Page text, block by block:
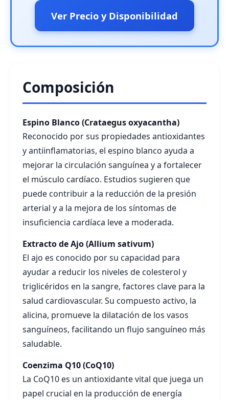
Ver Precio y Disponibilidad
Composición
Espino Blanco (Crataegus oxyacantha)
Reconocido por sus propiedades antioxidantes
y antiinflamatorias, el espino blanco ayuda a
mejorar la circulación sanguínea y a fortalecer
el músculo cardíaco. Estudios sugieren que
puede contribuir a la reducción de la presión
arterial y a la mejora de los síntomas de
insuficiencia cardíaca leve a moderada.
Extracto de Ajo (Allium sativum)
El ajo es conocido por su capacidad para
ayudar a reducir los niveles de colesterol y
triglicéridos en la sangre, factores clave para la
salud cardiovascular. Su compuesto activo, la
alicina, promueve la dilatación de los vasos
sanguíneos, facilitando un flujo sanguíneo más
saludable.
Coenzima Q10 (CoQ10)
La CoQ10 es un antioxidante vital que juega un
papel crucial en la producción de energía